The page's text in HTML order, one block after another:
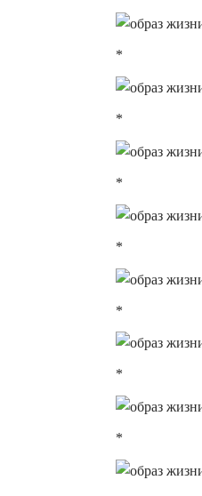
*
*
*
*
*
*
*